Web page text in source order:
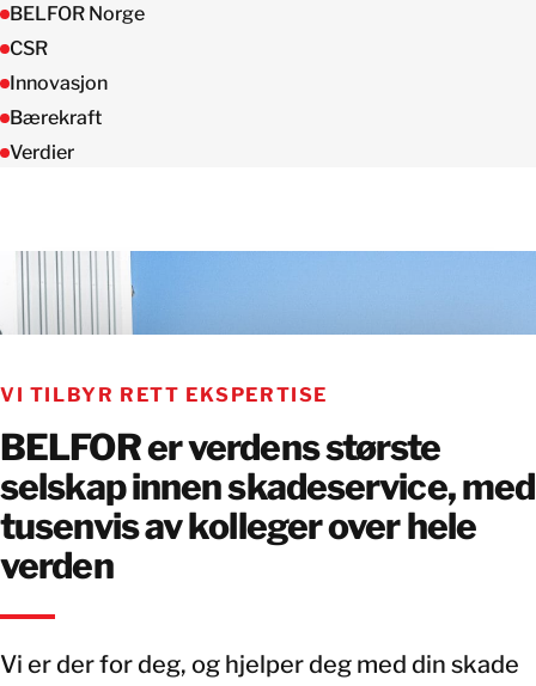
BELFOR Norge
CSR
Innovasjon
Bærekraft
Verdier
VI TILBYR RETT EKSPERTISE
BELFOR er verdens største
selskap innen skadeservice, med
tusenvis av kolleger over hele
verden
Vi er der for deg, og hjelper deg med din skade